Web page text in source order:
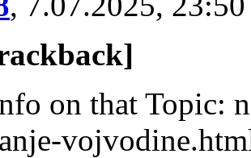
on that Topic: